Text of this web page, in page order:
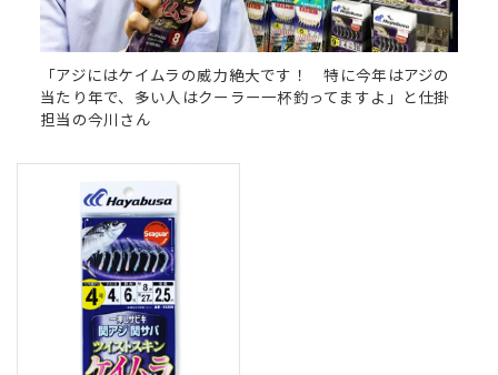
「アジにはケイムラの威力絶大です！ 特に今年はアジの
当たり年で、多い人はクーラー一杯釣ってますよ」と仕掛
担当の今川さん